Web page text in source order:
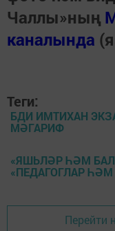
Чаллы»ның
каналында
Теги:
БДИ ИМТИХАН
МӘГАРИФ
«ЯШЬЛӘР ҺӘМ
«ПЕДАГОГЛАР
Перейти